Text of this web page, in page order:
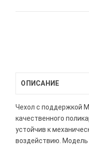
ОПИСАНИЕ
Чехол с поддержкой
качественного
устойчив к
воздействию.